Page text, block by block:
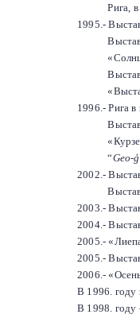
Рига,
1995.-
1996.- Рига в
“Geo-
2002.-
2003.-
2004.-
2005.-
2005.-
2006.-
В 1996. году
В 1998. году